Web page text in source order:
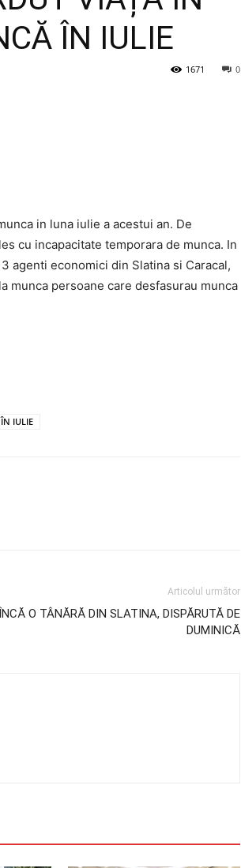
ÎN IULIE
0
1671
in luna iulie a acestui an. De
cu incapacitate temporara de munca. In
agenti economici din Slatina si Caracal,
munca persoane care desfasurau munca
IULIE
Articolul următor
O TÂNĂRĂ DIN SLATINA, DISPĂRUTĂ DE
DUMINICĂ